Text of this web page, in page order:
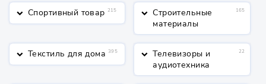
keyboard_arrow_down Спортивный товар 215 keyboard_arrow_down Строительные
материалы
165
keyboard_arrow_down Текстиль для дома 395 keyboard_arrow_down Телевизоры и
аудиотехника
22